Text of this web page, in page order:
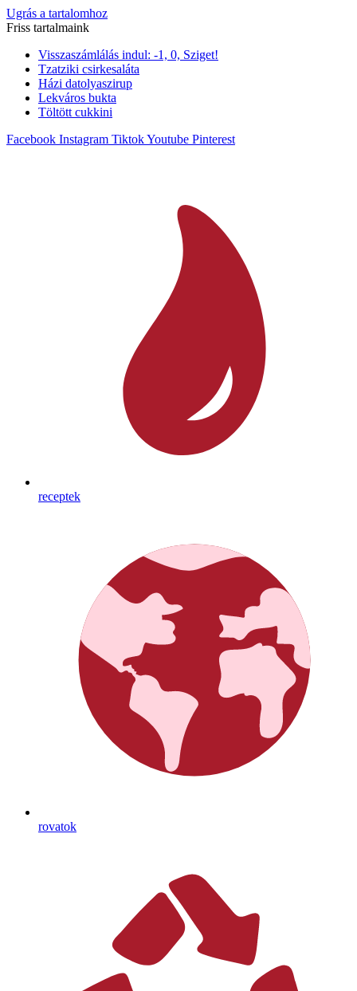
Ugrás a tartalomhoz
Friss tartalmaink
Visszaszámlálás indul: -1, 0, Sziget!
Tzatziki csirkesaláta
Házi datolyaszirup
Lekváros bukta
Töltött cukkini
Facebook Instagram TiktokYoutube Pinterest
receptek
rovatok